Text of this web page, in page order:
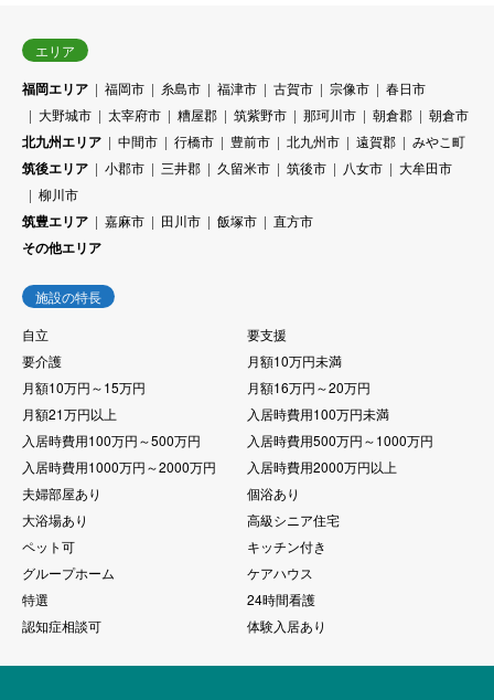
エリア
福岡エリア 福岡市 糸島市 福津市 古賀市 宗像市
春日市
大野城市
太宰府市 糟屋郡 筑紫野市 那珂川市 朝倉郡 朝倉市
北九州エリア 中間市 行橋市 豊前市 北九州市 遠賀郡 みやこ町
筑後エリア 小郡市 三井郡 久留米市 筑後市 八女市
大牟田市
柳川市
筑豊エリア 嘉麻市 田川市 飯塚市 直方市
その他エリア
施設の特長
自立
要支援
要介護
月額10万円未満
月額10万円～15万円
月額16万円～20万円
月額21万円以上
入居時費用100万円未満
入居時費用100万円～500万円
入居時費用500万円～1000万円
入居時費用1000万円～2000万円
入居時費用2000万円以上
夫婦部屋あり
個浴あり
大浴場あり
高級シニア住宅
ペット可
キッチン付き
グループホーム
ケアハウス
特選
24時間看護
認知症相談可
体験入居あり